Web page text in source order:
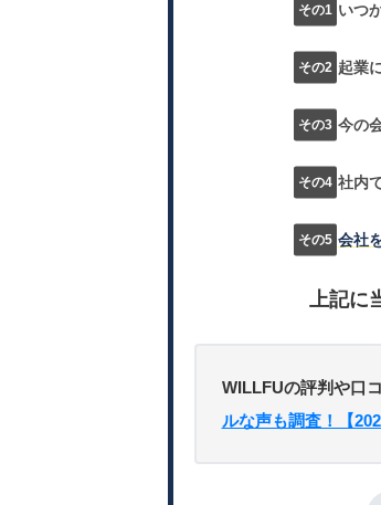
いつ
起業
今の
社内
会社
上記に
WILLFUの評判や口
ルな声も調査！【